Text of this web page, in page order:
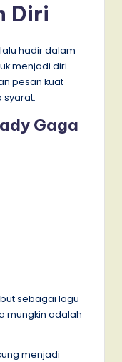
Diri
hadir dalam
menjadi diri
pesan kuat
syarat.
Gaga
sebagai lagu
mungkin adalah
menjadi